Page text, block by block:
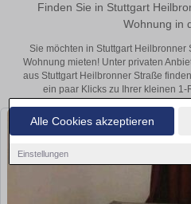
Alle Cookies akzeptieren
Einstellungen
Finden Sie in Stuttgart
Wohnung in
Sie möchten in Stuttgart Heilbronner
Wohnung mieten! Unter privaten
aus Stuttgart Heilbronner Straße
ein paar Klicks zu Ihrer kleinen